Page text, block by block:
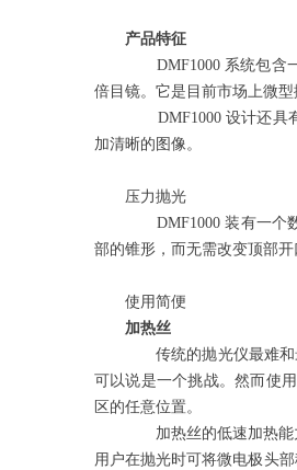
产品特征
DMF1000 系统包含一
倍目镜。它是目前市场上微
DMF1000 设计还具有
加清晰的图像。
压力抛光
DMF1000 装有一个数
部的锥形，而无需改变顶部
使用简便
加热丝
传统的抛光仪最难和最
可以说是一个挑战。然而使用
区 的任意位置。
加热丝的低速加热能力
用户在抛光时可将微电极头